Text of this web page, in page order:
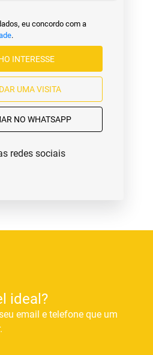
eu concordo com a
.
TENHO INTERESSE
AGENDAR UMA VISITA
NO WHATSAPP
redes sociais
ideal?
email e telefone que um